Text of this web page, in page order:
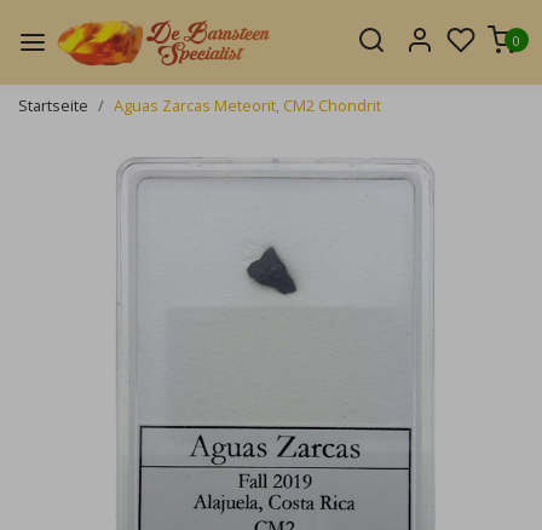
0
Startseite Aguas Zarcas Meteorit, CM2 Chondrit